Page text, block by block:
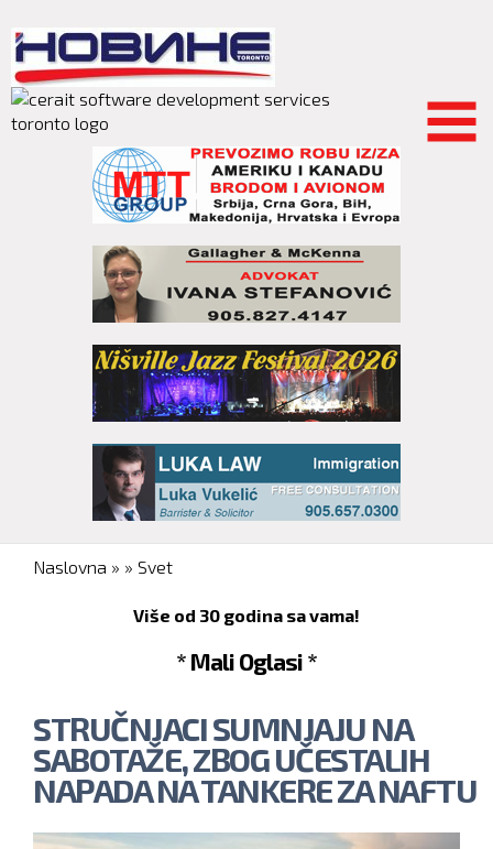
main
content
You are here
Naslovna » » Svet
Više od 30 godina sa vama!
* Mali Oglasi *
STRUČNJACI SUMNJAJU NA
SABOTAŽE, ZBOG UČESTALIH
NAPADA NA TANKERE ZA NAFTU